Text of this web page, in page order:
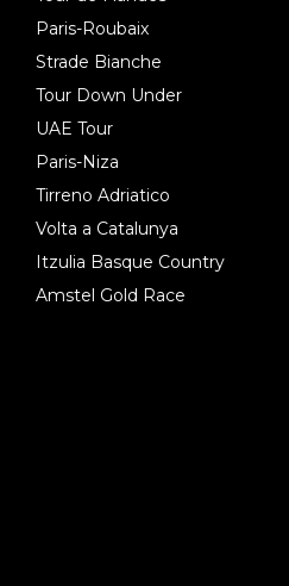
Paris-Roubaix
Strade Bianche
Tour Down Under
UAE Tour
Paris-Niza
Tirreno Adriatico
Volta a Catalunya
Itzulia Basque Country
Amstel Gold Race